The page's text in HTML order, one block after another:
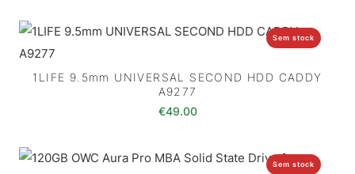
Sem stock
1LIFE 9.5mm UNIVERSAL SECOND HDD CADDY
A9277
€49.00
Sem stock